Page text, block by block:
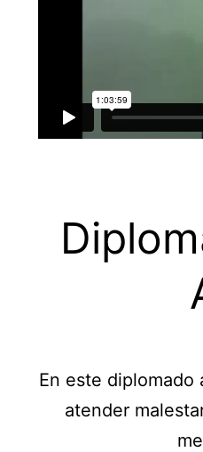
En este diplomado
atender